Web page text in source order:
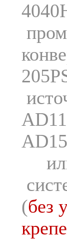
(без